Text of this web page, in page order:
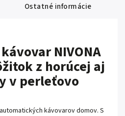
Ostatné informácie
NIVONA
z horúcej aj
v perleťovo
kávovarov domov. S